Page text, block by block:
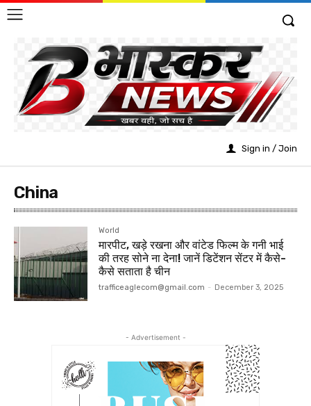
Sign in / Join
China
World
मारपीट, खड़े रखना और वांटेड फिल्म के गनी भाई
की तरह सोने ना देना! जानें डिटेंशन सेंटर में कैसे-
कैसे सताता है चीन
trafficeaglecom@gmail.com - December 3, 2025
- Advertisement -